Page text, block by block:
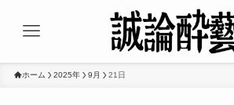
ホーム 2025年 9月 21日